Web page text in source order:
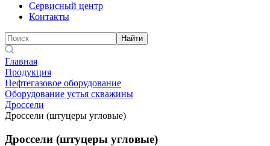
Сервисный центр
Контакты
Найти
Главная
Продукция
Нефтегазовое оборудование
Оборудование устья скважины
Дроссели
Дроссели (штуцеры угловые)
Дроссели (штуцеры угловые)